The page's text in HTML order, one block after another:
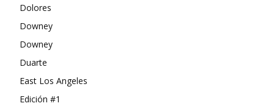
Dolores
Downey
Downey
Duarte
East Los Angeles
Edición #1